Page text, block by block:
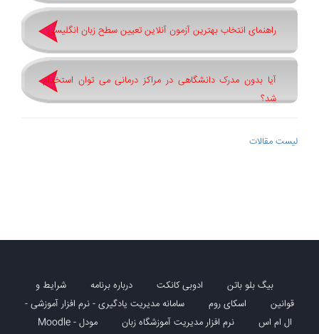
راهنمای انتخاب بهترین آزمون آنلاین تعیین سطح زبان انگلیسی
آیا بدون مدرک دانشگاهی در مراکز درمانی می توان استخدام
شد؟
لیست مقالات
بیگ بلو باتن ادوبی کانکت درباره برنامه
شرایط و
قوانین
اسکای روم
سامانه مدیریت یادگیری - نرم افزار آموزشی -
ال ام اس
نرم افزار مدیریت آموزشگاه زبان مودل - Moodle